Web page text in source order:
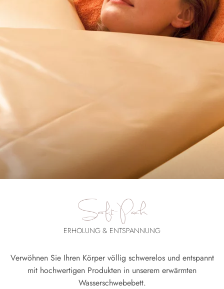
Soft-Pack
ERHOLUNG & ENTSPANNUNG
Verwöhnen Sie Ihren Körper völlig schwerelos und entspannt
mit hochwertigen Produkten in unserem erwärmten
Wasserschwebebett.